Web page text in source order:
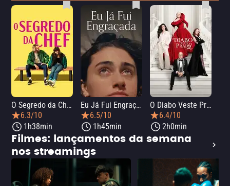
O Segredo da Chef
6.3/10
1h38min
Eu Já Fui Engraçada
6.5/10
1h45min
O Diabo Veste Prada 2
6.4/10
2h0min
Filmes: lançamentos da semana
nos streamings